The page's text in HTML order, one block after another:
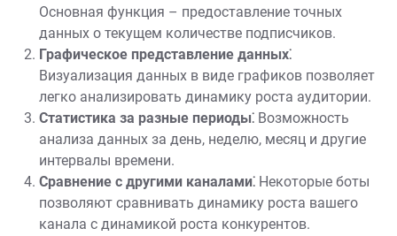
Основная функция – предоставление точных
данных о текущем количестве подписчиков.
Графическое представление данных⁚
Визуализация данных в виде графиков позволяет
легко анализировать динамику роста аудитории.
Статистика за разные периоды⁚ Возможность
анализа данных за день, неделю, месяц и другие
интервалы времени.
Сравнение с другими каналами⁚ Некоторые боты
позволяют сравнивать динамику роста вашего
канала с динамикой роста конкурентов.